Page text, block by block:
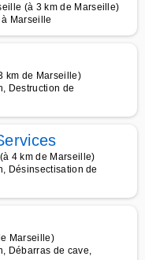
(à 3 km de Marseille)
Marseille
km de Marseille)
Destruction de
4 km de Marseille)
Désinsectisation de
Marseille)
Débarras de cave,